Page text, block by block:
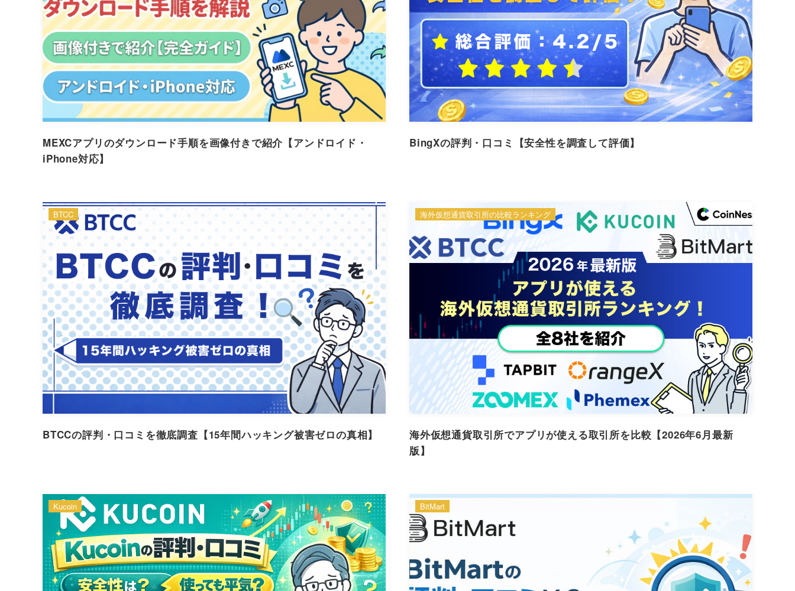
MEXCアプリのダウンロード手順を画像付きで紹介【アンドロイド・
iPhone対応】
BingXの評判・口コミ【安全性を調査して評価】
BTCCの評判・口コミを徹底調査【15年間ハッキング被害ゼロの真相】
BTCC
海外仮想通貨取引所でアプリが使える取引所を比較【2026年6月最新
版】
海外仮想通貨取引所の比較ランキング
Kucoin BitMart